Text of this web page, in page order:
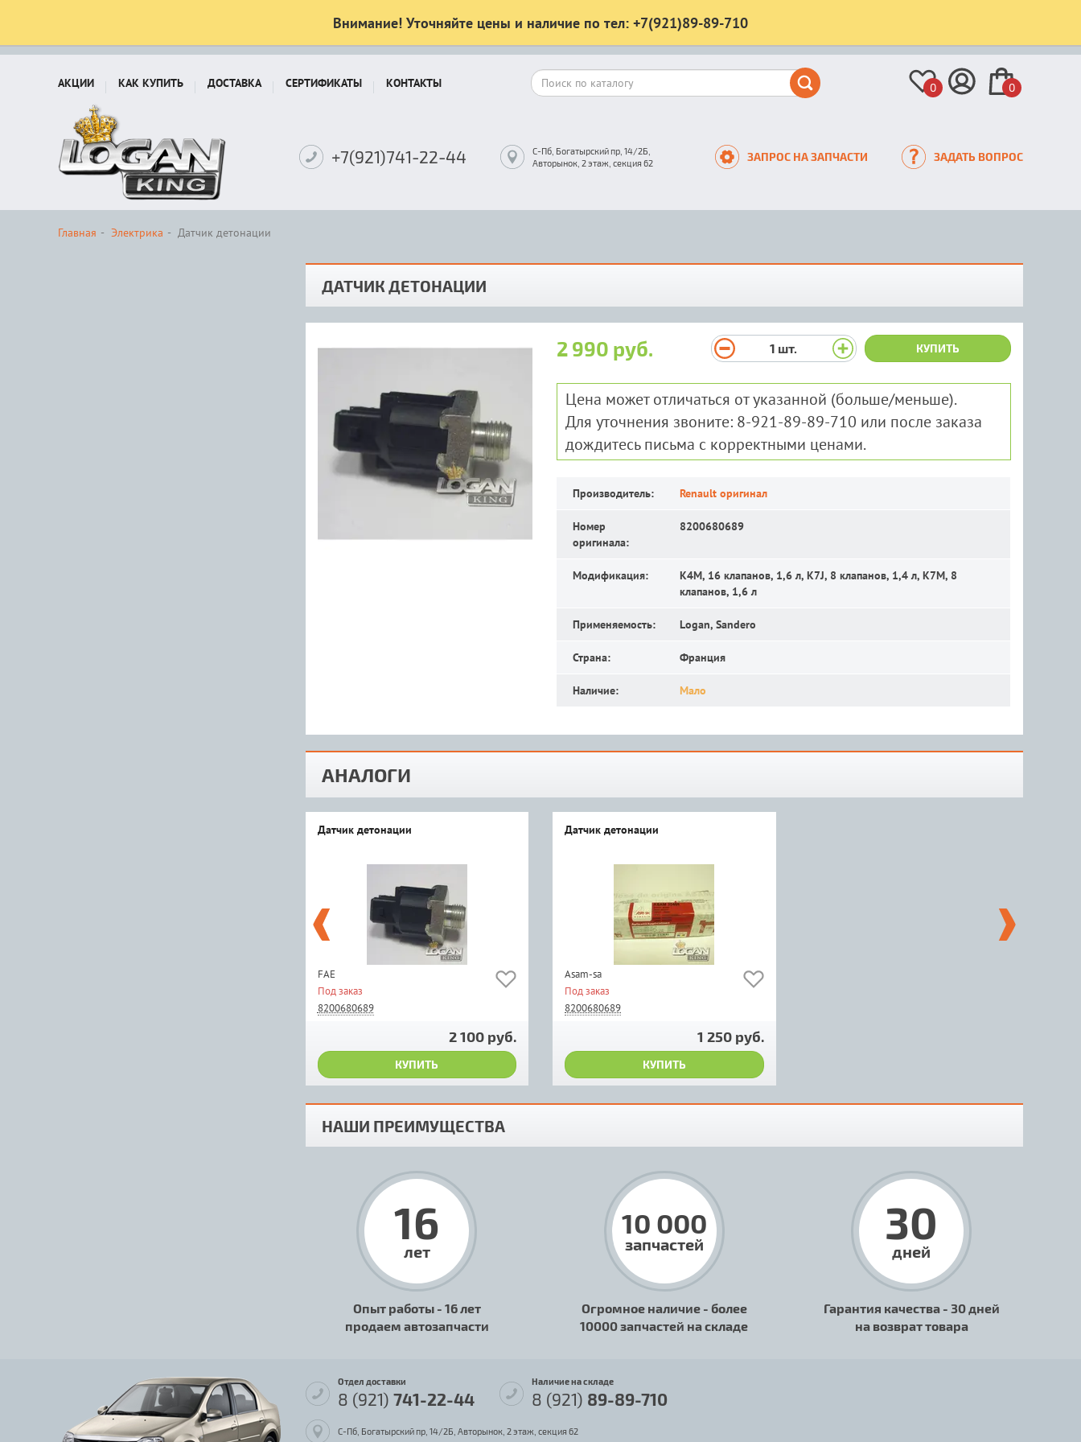
Внимание! Уточняйте цены и наличие по тел: +7(921)89-89-710
АКЦИИ КАК КУПИТЬ ДОСТАВКА СЕРТИФИКАТЫ КОНТАКТЫ 0 0
+7(921)741-22-44
С-Пб, Богатырский пр, 14/2Б,
Авторынок, 2 этаж, секция 62
ЗАПРОС НА ЗАПЧАСТИ ЗАДАТЬ ВОПРОС
Главная Электрика Датчик детонации
ДАТЧИК ДЕТОНАЦИИ
2 990 руб. 1 шт. КУПИТЬ
Цена может отличаться от указанной (больше/меньше).
Для уточнения звоните: 8-921-89-89-710 или после заказа
дождитесь письма с корректными ценами.
Производитель: Renault оригинал
Номер
оригинала:
8200680689
Модификация:
K4M, 16 клапанов, 1,6 л, K7J, 8 клапанов, 1,4 л, K7M, 8
клапанов, 1,6 л
Применяемость: Logan, Sandero
Страна: Франция
Наличие: Мало
АНАЛОГИ
Датчик детонации
FAE
Под заказ
8200680689
2 100 руб.
КУПИТЬ
Датчик детонации
Asam-sa
Под заказ
8200680689
1 250 руб.
КУПИТЬ
НАШИ ПРЕИМУЩЕСТВА
16
лет
Опыт работы - 16 лет
продаем автозапчасти
10 000
запчастей
Огромное наличие - более
10000 запчастей на складе
30
дней
Гарантия качества - 30 дней
на возврат товара
Отдел доставки
8 (921) 741-22-44
Наличие на складе
8 (921) 89-89-710
С-Пб, Богатырский пр, 14/2Б, Авторынок, 2 этаж, секция 62